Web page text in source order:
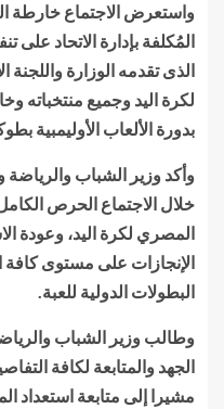
واستعرض الاجتماع خارطة
المُكلفة بإدارة الاتحاد على
الذى تقدمه الوزارة واللجنة
لكرة اليد وجميع منتخباته
بدورة الألعاب الأوليمبية
وأكد وزير الشباب والرياضة
خلال الاجتماع الحرص
المصري لكرة اليد، وعودة
الإنجازات على مستوى كافة
البطولات الدولية للعبة.
وطالب وزير الشباب
الجهد والمتابعة لكافة
مشيرا إلى متابعة استعداد